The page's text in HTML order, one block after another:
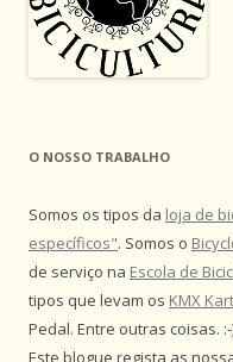
O NOSSO TRABALHO
Somos os tipos da loja de
específicos". Somos o
de serviço na Escola de
tipos que levam os KMX
Pedal. Entre outras coisas.
Este blogue regista as